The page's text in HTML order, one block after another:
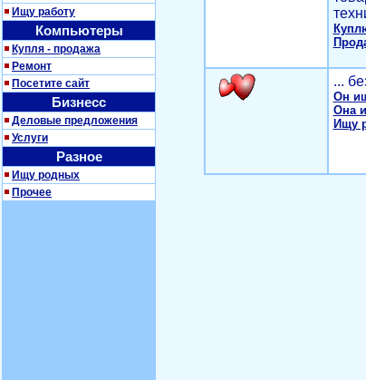
Ищу работу
Компьютеры
Купля - продажа
Ремонт
Посетите сайт
Бизнесс
Деловые предложения
Услуги
Разное
Ищу родных
Прочее
...
Он
Она
Ищу